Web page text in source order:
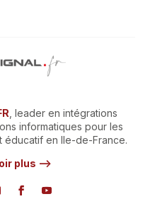
, leader en intégrations
informatiques pour les
éducatif en Ile-de-France.
plus –>